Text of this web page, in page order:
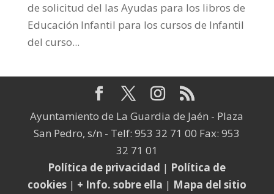
de solicitud del las Ayudas para los libros de
Educación Infantil para los cursos de Infantil
del curso...
Ayuntamiento de La Guardia de Jaén - Plaza
San Pedro, s/n - Telf: 953 32 71 00 Fax: 953
32 71 01
Política de privacidad | Política de
cookies| + Info. sobre ella | Mapa del sitio